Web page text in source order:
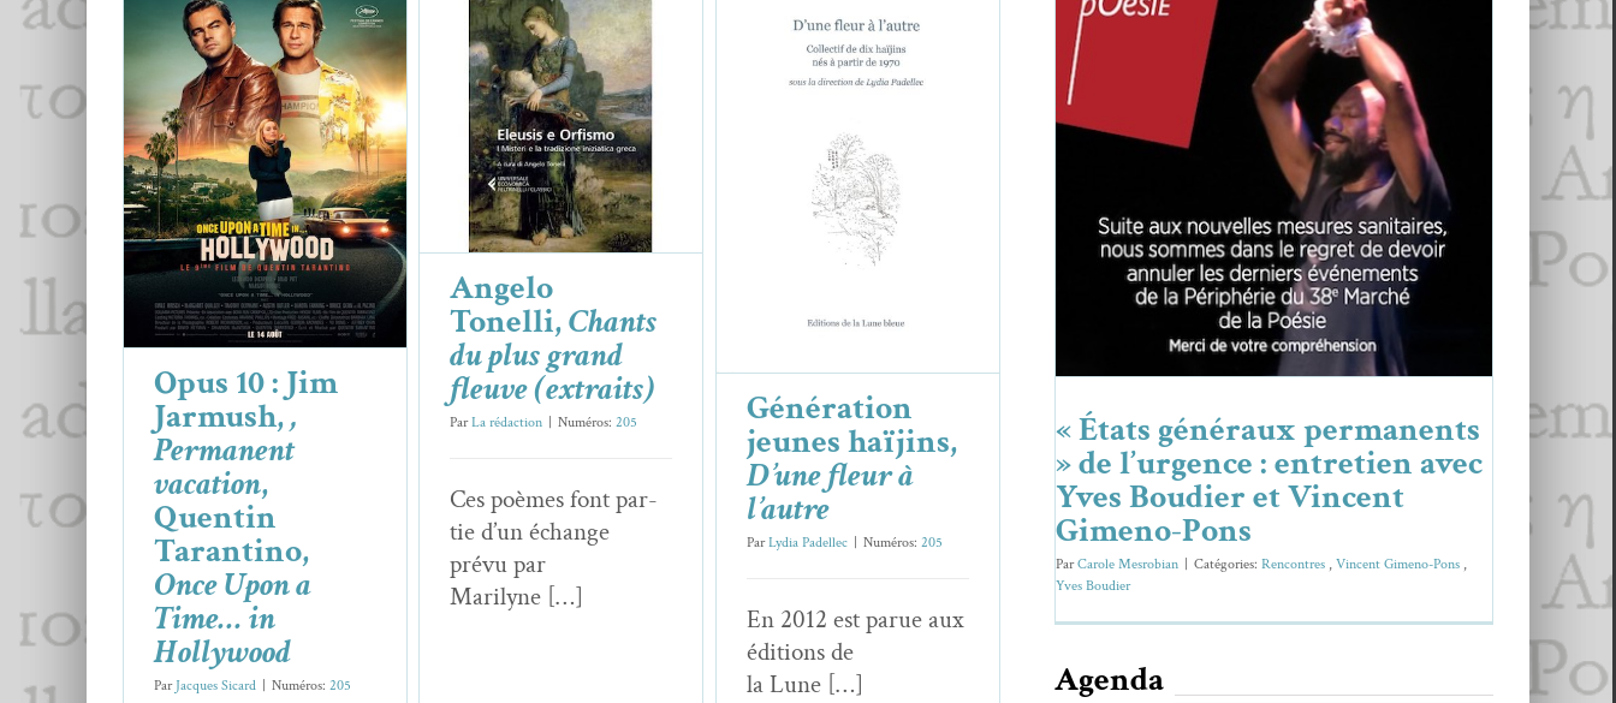
Opus 10 : Jim Jarmush,,
Permanent vacation,
Quentin Tarantino,
Once Upon a Time… in
Hollywood
Essais & Chroniques
Opus 10 : Jim
Jarmush,,
Permanent
vacation,
Quentin
Tarantino,
Once Upon a
Time… in
Hollywood
Par Jacques Sicard | Numéros: 205
Angelo Tonelli,Chants
du plus grand fleuve
(extraits)
Ange­lo Tonel­li Essais & Chroniques
Angelo
Tonelli,Chants
du plus grand
fleuve (extraits)
ParLa rédaction Numéros: 205
Ces poèmes font par­
tie d’un échange
prévu par
Marilyne […]
Génération jeunes
haïjins,D’une fleur à
l’autre
Essais & Chroniques
Génération
jeunes haïjins,
D’une fleur à
l’autre
ParLydia Padellec Numéros: 205
En 2012 est parue aux
édi­tions de
la Lune […]
« États généraux permanents » de
l’urgence : entretien avec Yves
Boudier et Vincent Gimeno-Pons
Ren­con­tres Vin­cent Gimeno-Pons Yves Boudi­er
« États généraux permanents
» de l’urgence : entretien avec
Yves Boudier et Vincent
Gimeno-Pons
ParCarole Mesrobian | Caté­gories: Ren­con­tres ,Vin­cent Gimeno-Pons ,
Yves Boudi­er
Agenda